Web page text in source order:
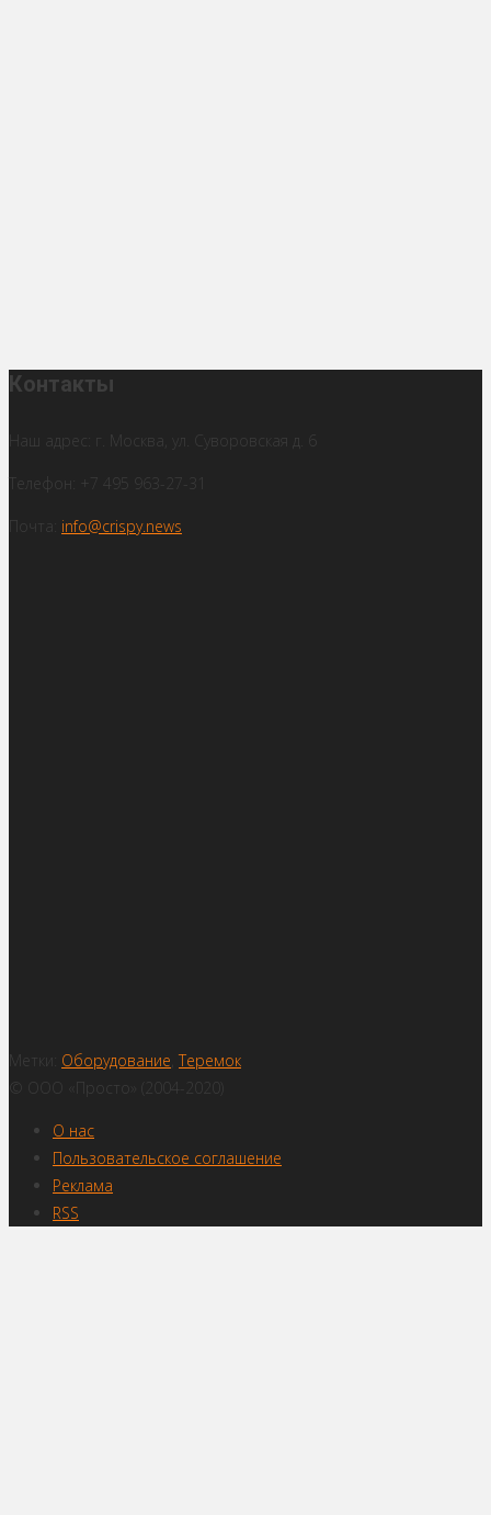
Контакты
Наш адрес: г. Москва, ул. Суворовская д. 6
Телефон: +7 495 963-27-31
Почта: info@crispy.news
Метки: Оборудование Теремок
© ООО «Просто» (2004-2020)
О нас
Пользовательское соглашение
Реклама
RSS